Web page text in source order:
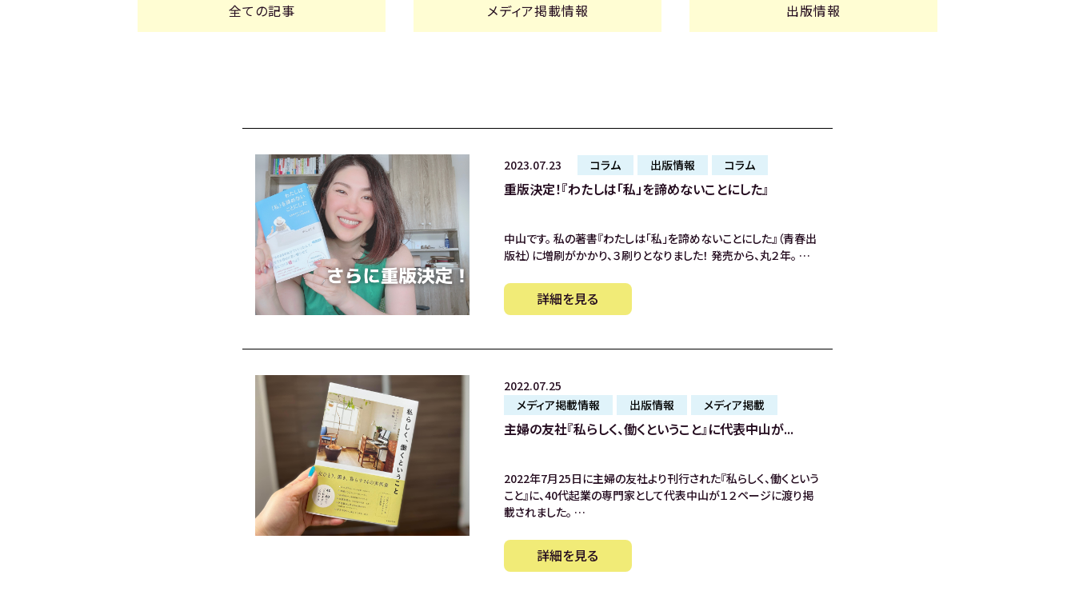
全ての記事 メディア掲載情報 出版情報
2023.07.23 コラム 出版情報 コラム
重版決定！『わたしは「私」を諦めないことにした』
中山です。 私の著書『わたしは「私」を諦めないことにした』（青春出
版社）に増刷がかかり、３刷りとなりました！ 発売から、丸２年。 …
詳細を見る
2022.07.25
メディア掲載情報
出版情報 メディア掲載
主婦の友社『私らしく、働くということ』に代表中山が...
2022年7月25日に主婦の友社より刊行された『私らしく、働くという
こと』に、40代起業の専門家として代表中山が１２ページに渡り掲
載されました。 …
詳細を見る